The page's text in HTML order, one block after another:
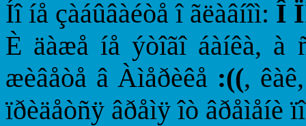
Íî íå çàáûâàéòå î ãëàâíîì: Î
È äàæå íå ýòîãî áàíêà, à
æèâåòå â Àìåðèêå :((,
ïðèäåòñÿ âðåìÿ îò âðåìåíè